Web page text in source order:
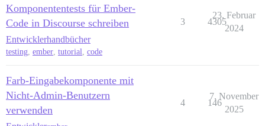
Komponententests für Ember-
Code in Discourse schreiben
Entwicklerhandbücher
testing, ember, tutorial, code
3 4305
23. Februar
2024
Farb-Eingabekomponente mit
Nicht-Admin-Benutzern
verwenden
4 146
7. November
2025